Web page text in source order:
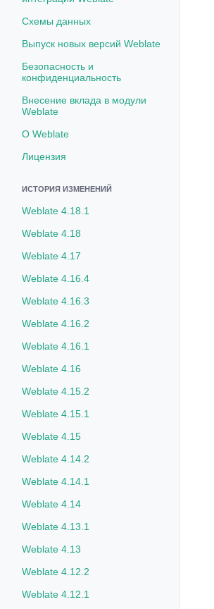
Схемы данных
Выпуск новых версий Weblate
Безопасность и
конфиденциальность
Внесение вклада в модули
Weblate
О Weblate
Лицензия
ИСТОРИЯ ИЗМЕНЕНИЙ
Weblate 4.18.1
Weblate 4.18
Weblate 4.17
Weblate 4.16.4
Weblate 4.16.3
Weblate 4.16.2
Weblate 4.16.1
Weblate 4.16
Weblate 4.15.2
Weblate 4.15.1
Weblate 4.15
Weblate 4.14.2
Weblate 4.14.1
Weblate 4.14
Weblate 4.13.1
Weblate 4.13
Weblate 4.12.2
Weblate 4.12.1